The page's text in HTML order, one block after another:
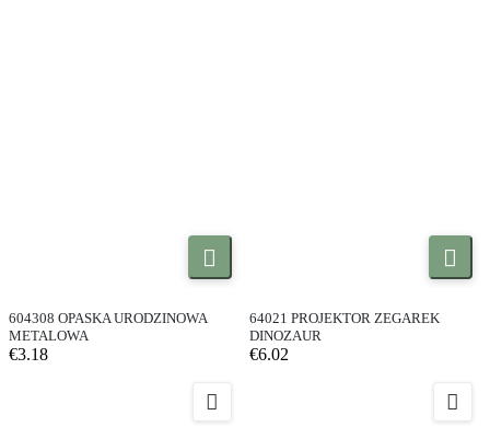

604308 OPASKA URODZINOWA
METALOWA
€3.18

64021 PROJEKTOR ZEGAREK
DINOZAUR
€6.02
 